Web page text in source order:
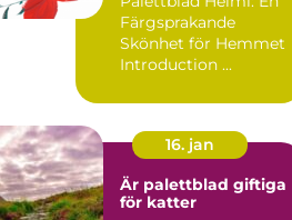
Färgsprakande
Skönhet för Hemmet
Introduction ...
16. jan
Är palettblad giftiga
för katter